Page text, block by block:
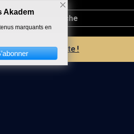
d'un compte !
Akadem
marquants en